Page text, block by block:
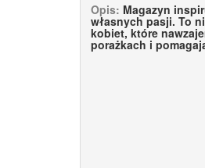
Opis: Magazyn
własnych pasji. To
kobiet, które
porażkach i